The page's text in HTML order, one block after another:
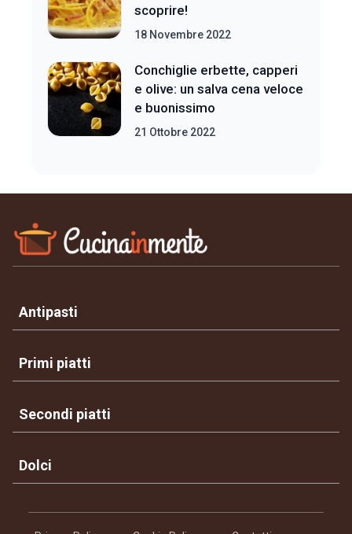
scoprire!
18 Novembre 2022
Conchiglie erbette, capperi
e olive: un salva cena veloce
e buonissimo
21 Ottobre 2022
Antipasti
Primi piatti
Secondi piatti
Dolci